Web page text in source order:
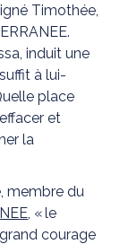
Timothée,
induit une
à lui-
place
et
la
membre du
, « le
courage